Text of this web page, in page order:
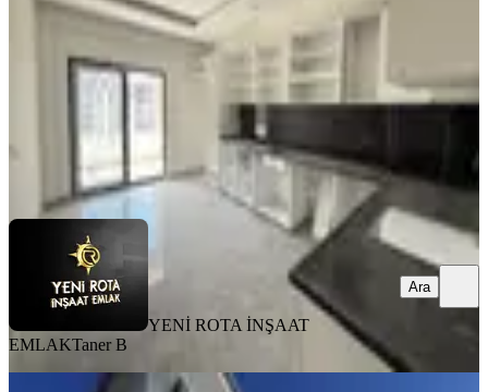
4+1·250 m² 2. Kat
7.750.000 ₺
YENİ ROTA İNŞAAT EMLAKTaner B
YENİ ROTA İNŞAAT
EMLAKTaner B
Ara